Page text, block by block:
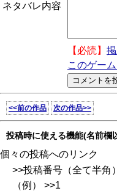
ネタバレ内容
【必読】
このゲー
<<前の作品 次の作品>>
投稿時に使える機能(名前欄
個々の投稿へのリンク
>>投稿番号（全て半角）
（例） >>1